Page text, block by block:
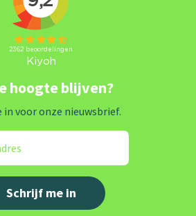
hoogte blijven?
in voor onze nieuwsbrief.